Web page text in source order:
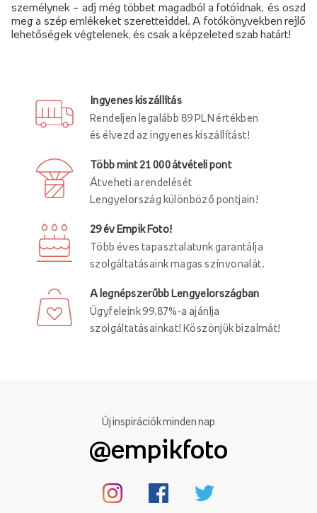
személynek – adj még többet magadból a fotóidnak, és oszd
meg a szép emlékeket szeretteiddel. A fotókönyvekben rejlő
lehetőségek végtelenek, és csak a képzeleted szab határt!
Ingyenes kiszállítás
Rendeljen legalább 89 PLN értékben
és élvezd az ingyenes kiszállítást!
Több mint 21 000 átvételi pont
Átveheti a rendelését
Lengyelország különböző pontjain!
29 év Empik Foto!
Több éves tapasztalatunk garantálja
szolgáltatásaink magas színvonalát.
A legnépszerűbb Lengyelországban
Ügyfeleink 99,87%-a ajánlja
szolgáltatásainkat! Köszönjük bizalmát!
Új inspirációk minden nap
@empikfoto